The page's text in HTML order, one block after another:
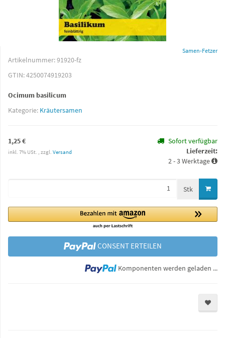
Samen-Fetzer
Artikelnummer:91920-fz
GTIN:4250074919203
Ocimum basilicum
Kategorie: Kräutersamen
1,25 €
inkl. 7% USt. , zzgl. Versand
Sofort verfügbar
Lieferzeit:
2 - 3 Werktage
Stk
CONSENT ERTEILEN
Komponenten werden geladen ...